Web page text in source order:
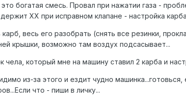
богатая смесь. Провал при нажатии газа -
ХХ при исправном клапане - настройка
весь его разобрать (снять все резинки,
крышки, возможно там воздух подсасывает...
который мне на машину ставил 2 карба и
из-за этого и ездит чудно
что - пиши в личку...